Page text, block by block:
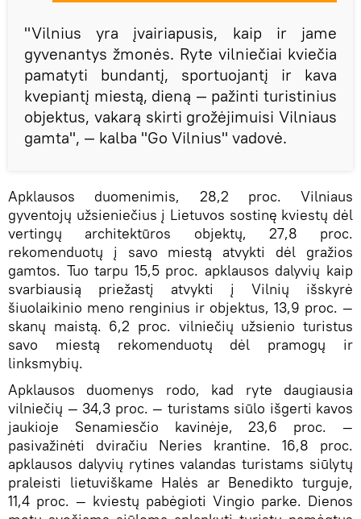
"Vilnius yra įvairiapusis, kaip ir jame
gyvenantys žmonės. Ryte vilniečiai kviečia
pamatyti bundantį, sportuojantį ir kava
kvepiantį miestą, dieną — pažinti turistinius
objektus, vakarą skirti grožėjimuisi Vilniaus
gamta", — kalba "Go Vilnius" vadovė.
Apklausos duomenimis, 28,2 proc. Vilniaus
gyventojų užsieniečius į Lietuvos sostinę kviestų dėl
vertingų architektūros objektų, 27,8 proc.
rekomenduotų į savo miestą atvykti dėl gražios
gamtos. Tuo tarpu 15,5 proc. apklausos dalyvių kaip
svarbiausią priežastį atvykti į Vilnių išskyrė
šiuolaikinio meno renginius ir objektus, 13,9 proc. —
skanų maistą. 6,2 proc. vilniečių užsienio turistus
savo miestą rekomenduotų dėl pramogų ir
linksmybių.
Apklausos duomenys rodo, kad ryte daugiausia
vilniečių — 34,3 proc. — turistams siūlo išgerti kavos
jaukioje Senamiesčio kavinėje, 23,6 proc. —
pasivažinėti dviračiu Neries krantine. 16,8 proc.
apklausos dalyvių rytines valandas turistams siūlytų
praleisti lietuviškame Halės ar Benedikto turguje,
11,4 proc. — kviestų pabėgioti Vingio parke. Dienos